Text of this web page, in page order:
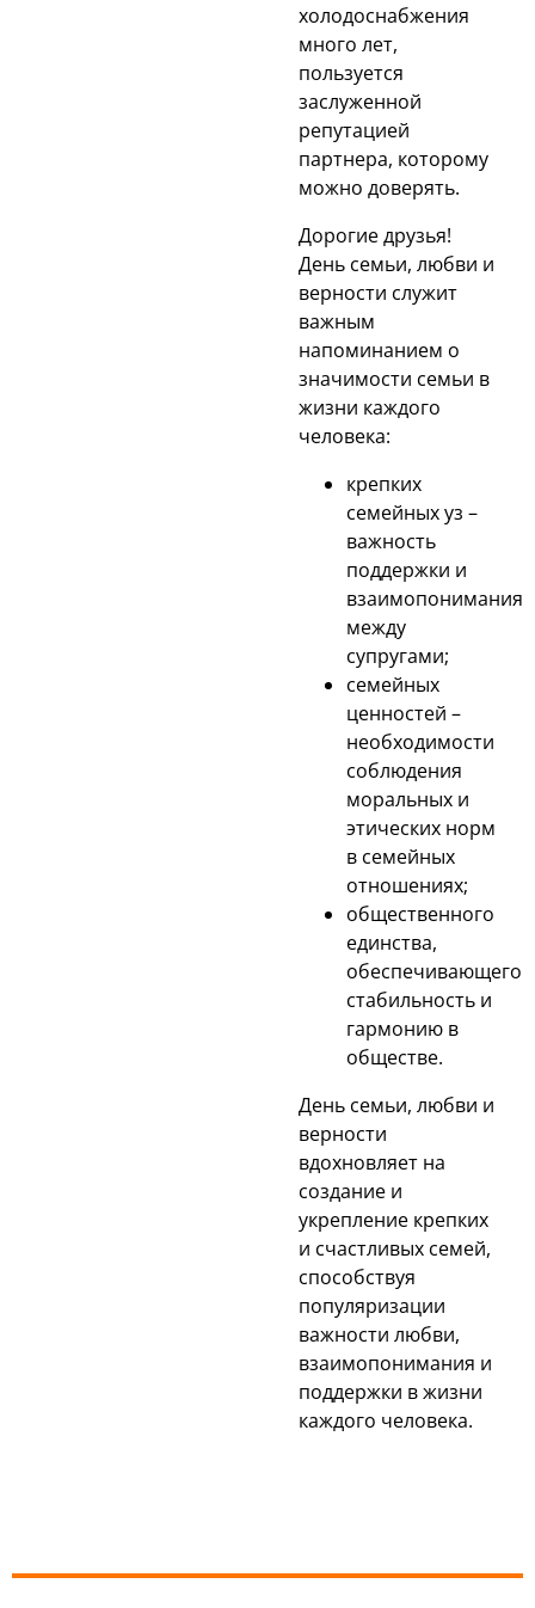
холодоснабжения
много лет,
пользуется
заслуженной
репутацией
партнера, которому
можно доверять.
Дорогие друзья!
День семьи, любви и
верности служит
важным
напоминанием о
значимости семьи в
жизни каждого
человека:
крепких
семейных уз –
важность
поддержки и
взаимопонимания
между
супругами;
семейных
ценностей –
необходимости
соблюдения
моральных и
этических норм
в семейных
отношениях;
общественного
единства,
обеспечивающего
стабильность и
гармонию в
обществе.
День семьи, любви и
верности
вдохновляет на
создание и
укрепление крепких
и счастливых семей,
способствуя
популяризации
важности любви,
взаимопонимания и
поддержки в жизни
каждого человека.